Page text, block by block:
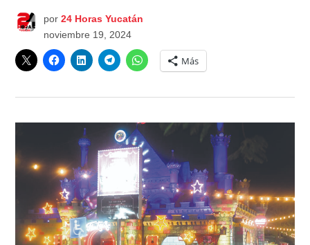
por 24 Horas Yucatán
noviembre 19, 2024
Más